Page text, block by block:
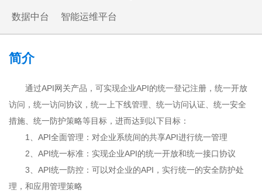
数据中台 智能运维平台
简介
通过API网关产品，可实现企业API的统一登记注册，统一开放
访问，统一访问协议，统一上下线管理、统一访问认证、统一安全
措施、统一防护策略等目标，进而达到以下目标：
1、API全面管理：对企业系统间的共享API进行统一管理
2、API统一标准：实现企业API的统一开放和统一接口协议
3、API统一防控：可以对企业的API，实行统一的安全防护处
理，和应用管理策略